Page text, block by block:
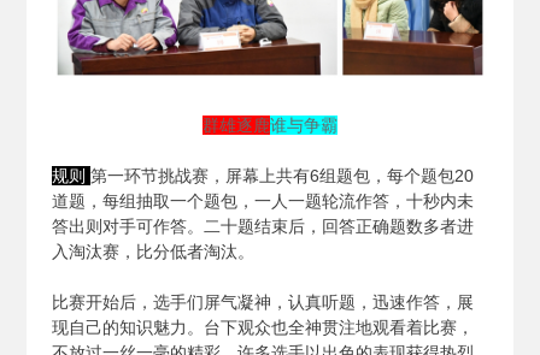
群雄逐鹿谁与争霸
规则 第一环节挑战赛，屏幕上共有6组题包，每个题包20
道题，每组抽取一个题包，一人一题轮流作答，十秒内未
答出则对手可作答。二十题结束后，回答正确题数多者进
入淘汰赛，比分低者淘汰。
比赛开始后，选手们屏气凝神，认真听题，迅速作答，展
现自己的知识魅力。台下观众也全神贯注地观看着比赛，